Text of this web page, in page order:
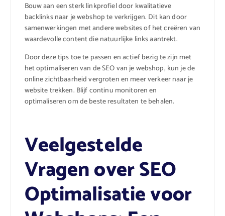
Bouw aan een sterk linkprofiel door kwalitatieve
backlinks naar je webshop te verkrijgen. Dit kan door
samenwerkingen met andere websites of het creëren van
waardevolle content die natuurlijke links aantrekt.
Door deze tips toe te passen en actief bezig te zijn met
het optimaliseren van de SEO van je webshop, kun je de
online zichtbaarheid vergroten en meer verkeer naar je
website trekken. Blijf continu monitoren en
optimaliseren om de beste resultaten te behalen.
Veelgestelde
Vragen over SEO
Optimalisatie voor